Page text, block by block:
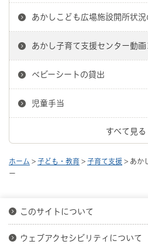
あかしこども広場施設開所状
あかし子育て支援センター動画
ベビーシートの貸出
児童手当
すべて見る
ホーム > 子ども・教育 > 子育て支援 > あか
ー
このサイトについて
ウェブアクセシビリティについて